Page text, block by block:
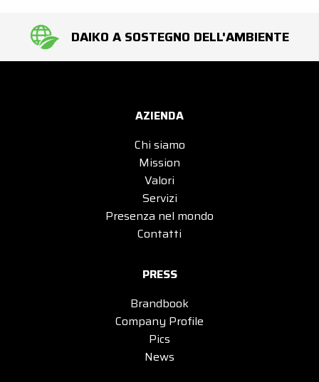
DAIKO A SOSTEGNO DELL'AMBIENTE
AZIENDA
Chi siamo
Mission
Valori
Servizi
Presenza nel mondo
Contatti
PRESS
Brandbook
Company Profile
Pics
News